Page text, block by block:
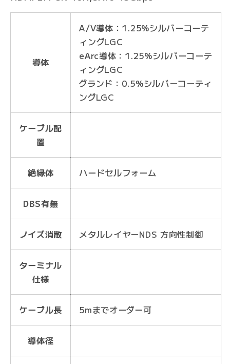
導体
A/V導体：1.25%シルバーコーテ
ィングLGC
eArc導体：1.25%シルバーコーテ
ィングLGC
グランド：0.5%シルバーコーティ
ングLGC
ケーブル配
置
絶縁体 ハードセルフォーム
DBS有無
ノイズ消散 メタルレイヤーNDS 方向性制御
ターミナル
仕様
ケーブル長 5mまでオーダー可
導体径